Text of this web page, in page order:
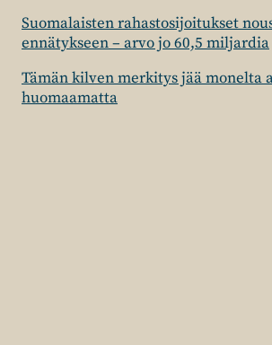
Suomalaisten rahastosijoitukset
ennätykseen – arvo jo 60,5 miljardia
Tämän kilven merkitys jää monelta
huomaamatta